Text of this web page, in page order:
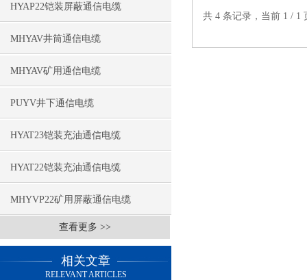
HYAP22铠装屏蔽通信电缆
MHYAV井筒通信电缆
MHYAV矿用通信电缆
PUYV井下通信电缆
HYAT23铠装充油通信电缆
HYAT22铠装充油通信电缆
MHYVP22矿用屏蔽通信电缆
查看更多 >>
相关文章
RELEVANT ARTICLES
共 4 条记录，当前 1 /